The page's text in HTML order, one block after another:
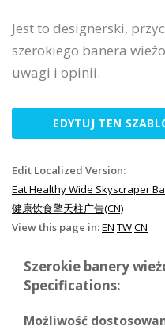
Jest to designerski,
szerokiego banera
uwagi i opinii.
EDYTUJ TEN
Edit Localized Version:
Eat Healthy Wide Skyscraper
健康饮食擎天柱广告(CN)
View this page in:EN TWCN
Szerokie banery
Specifications:
Możliwość